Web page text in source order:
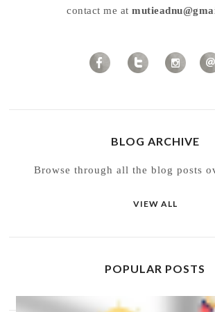
contact me at
BLOG ARCHIVE
Browse through all the blog posts
VIEW ALL
POPULAR POSTS